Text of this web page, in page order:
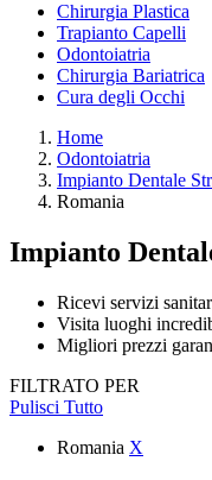
Chirurgia Plastica
Trapianto Capelli
Odontoiatria
Chirurgia Bariatrica
Cura degli Occhi
Home
Odontoiatria
Impianto Dentale
Romania
Impianto
Ricevi servizi
Visita luoghi
Migliori prezzi
FILTRATO PER
Pulisci Tutto
Romania X